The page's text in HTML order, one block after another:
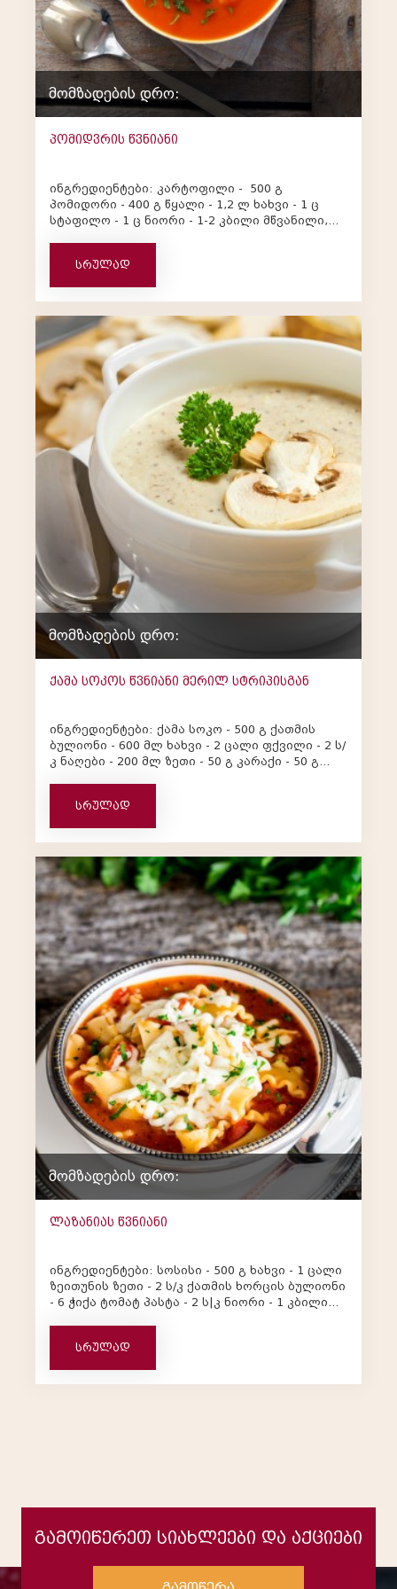
მომზადების დრო:
პომიდვრის წვნიანი
ინგრედიენტები: კარტოფილი - 500 გ
პომიდორი - 400 გ წყალი - 1,2 ლ ხახვი - 1 ც
სტაფილო - 1 ც ნიორი - 1-2 კბილი მწვანილი,
სრულად
მომზადების დრო:
ქამა სოკოს წვნიანი მერილ სტრიპისგან
ინგრედიენტები: ქამა სოკო - 500 გ ქათმის
ბულიონი - 600 მლ ხახვი - 2 ცალი ფქვილი - 2 ს/
კ ნაღები - 200 მლ ზეთი - 50 გ კარაქი - 50 გ
სრულად
მომზადების დრო:
ლაზანიას წვნიანი
ინგრედიენტები: სოსისი - 500 გ ხახვი - 1 ცალი
ზეითუნის ზეთი - 2 ს/კ ქათმის ხორცის ბულიონი
- 6 ჭიქა ტომატ პასტა - 2 ს|კ ნიორი - 1 კბილი
სრულად
გამოიწერეთ სიახლეები და აქციები